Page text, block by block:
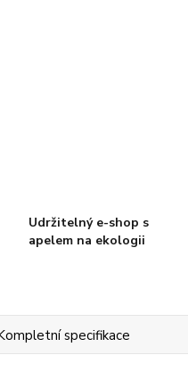
Udržitelný e-shop s
apelem na ekologii
specifikace